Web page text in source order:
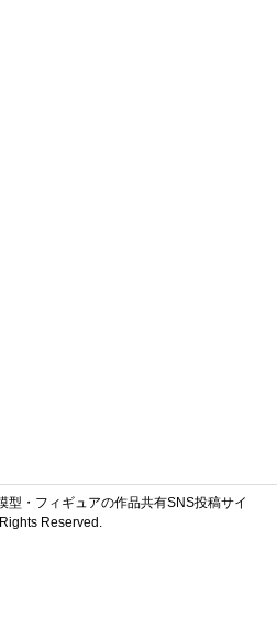
型・フィギュアの作品共有SNS投稿サイ
Reserved.